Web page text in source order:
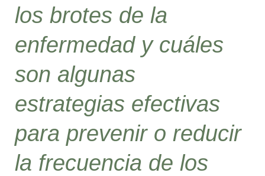
los brotes de la
enfermedad y cuáles
son algunas
estrategias efectivas
para prevenir o reducir
la frecuencia de los